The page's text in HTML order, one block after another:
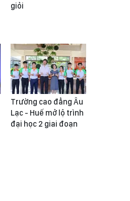
giỏi
Trường cao đẳng Âu
Lạc - Huế mở lộ trình
đại học 2 giai đoạn